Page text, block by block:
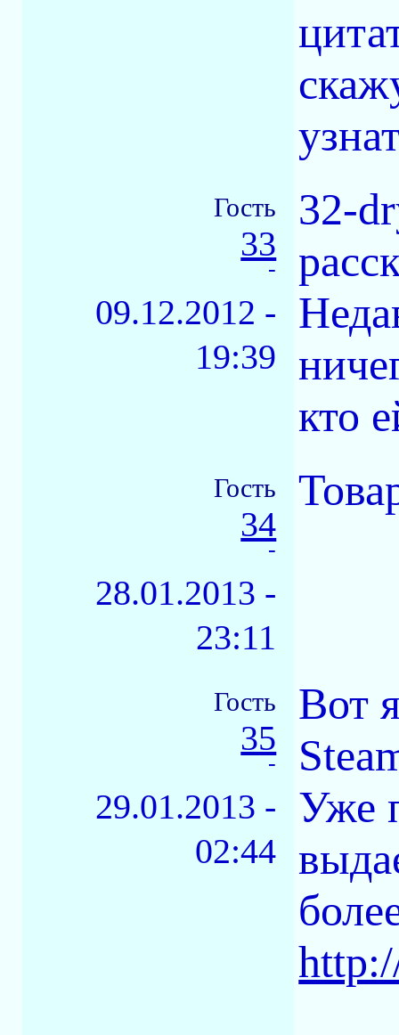
Гость
33
-
09.12.2012 -
19:39
32-
кто
Гость
34
-
28.01.2013 -
23:11
Гость
35
-
29.01.2013 -
02:44
Вот
Уже